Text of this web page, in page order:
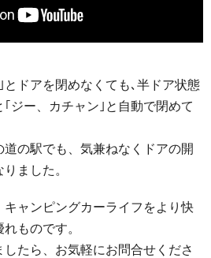
とドアを閉めなくても､半ドア状態
ジー、カチャン｣と自動で閉めて
の駅でも、気兼ねなくドアの開
ました。
キャンピングカーライフをより快
ものです。
したら、お気軽にお問合せくださ